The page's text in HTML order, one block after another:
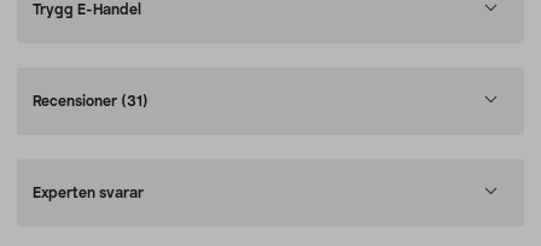
Trygg E-Handel
Recensioner (31)
Experten svarar